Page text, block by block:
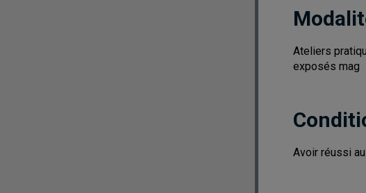
Ateliers
exposés mag
Avoir réussi